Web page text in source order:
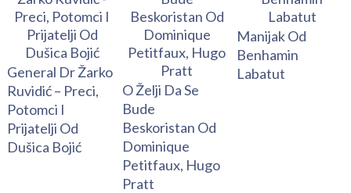
General Dr Žarko
Ruvidić – Preci,
Potomci I
Prijatelji Od
Dušica Bojić
O Želji Da Se
Bude
Beskoristan Od
Dominique
Petitfaux, Hugo
Pratt
Manijak Od
Benhamin
Labatut